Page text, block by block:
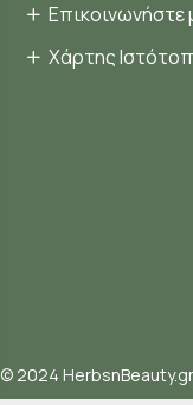
Επικοινωνήστε
Χάρτης
© 2024